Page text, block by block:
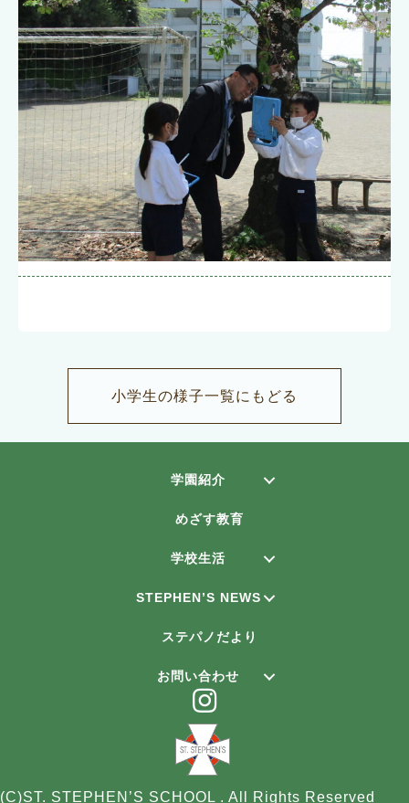
小学生の様子一覧にもどる
学園紹介
めざす教育
学校生活
STEPHEN’S NEWS
ステパノだより
お問い合わせ
(C)ST. STEPHEN’S SCHOOL . All Rights Reserved